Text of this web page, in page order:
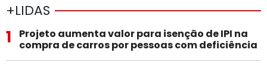
+LIDAS
1
Projeto aumenta valor para isenção de IPI na
compra de carros por pessoas com deficiência